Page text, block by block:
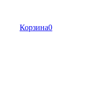
Корзина0